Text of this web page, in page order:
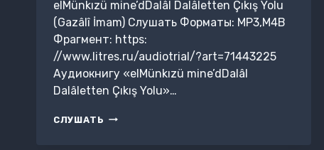
elMünkızü mine’dDalâl Dalâletten Çıkış Yolu
(Gazâlî İmam) Слушать Форматы: MP3,M4B
Фрагмент: https:
//www.litres.ru/audiotrial/?art=71443225
Аудиокнигу «elMünkızü mine’dDalâl
Dalâletten Çıkış Yolu»…
СЛУШАТЬ ELMÜNKIZÜ